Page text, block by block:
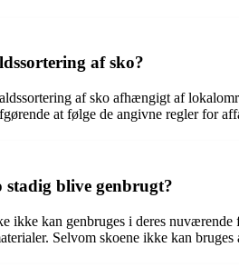
af sko?
af sko afhængigt af
at følge de angivne regler for
stadig blive genbrugt?
ikke kan genbruges i deres
Selvom skoene ikke kan